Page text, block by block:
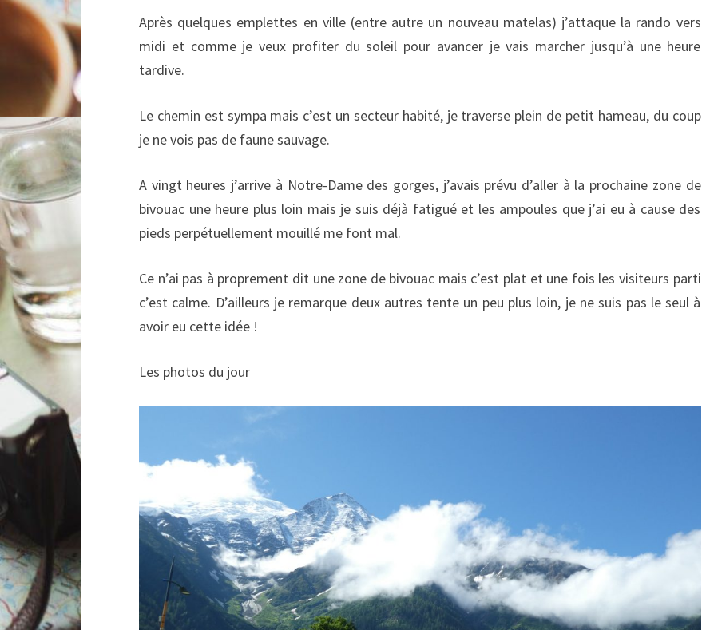
Après quelques emplettes en ville (entre autre un nouveau matelas) j’attaque la rando vers
midi et comme je veux profiter du soleil pour avancer je vais marcher jusqu’à une heure
tardive.
Le chemin est sympa mais c’est un secteur habité, je traverse plein de petit hameau, du coup
je ne vois pas de faune sauvage.
A vingt heures j’arrive à Notre-Dame des gorges, j’avais prévu d’aller à la prochaine zone de
bivouac une heure plus loin mais je suis déjà fatigué et les ampoules que j’ai eu à cause des
pieds perpétuellement mouillé me font mal.
Ce n’ai pas à proprement dit une zone de bivouac mais c’est plat et une fois les visiteurs parti
c’est calme. D’ailleurs je remarque deux autres tente un peu plus loin, je ne suis pas le seul à
avoir eu cette idée !
Les photos du jour